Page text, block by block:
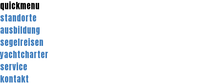
quickmenu
standorte
ausbildung
segelreisen
yachtcharter
service
kontakt